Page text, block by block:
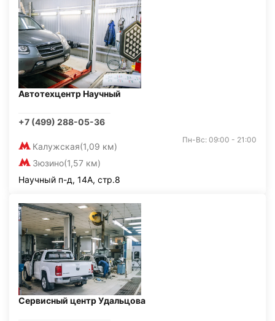
Автотехцентр Научный
+7 (499) 288-05-36
Калужская(1,09 км)
Зюзино(1,57 км)
Пн-Вс: 09:00 - 21:00
Научный п-д, 14А, стр.8
Сервисный центр Удальцова